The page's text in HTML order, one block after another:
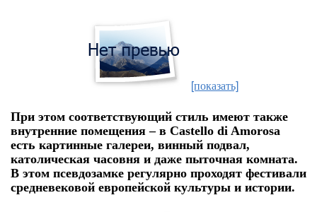
[показать]
При этом соответствующий стиль имеют также
внутренние помещения – в Castello di Amorosa
есть картинные галереи, винный подвал,
католическая часовня и даже пыточная комната.
В этом псевдозамке регулярно проходят фестивали
средневековой европейской культуры и истории.